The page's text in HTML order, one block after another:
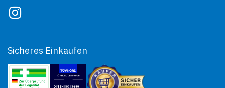
Sicheres Einkaufen